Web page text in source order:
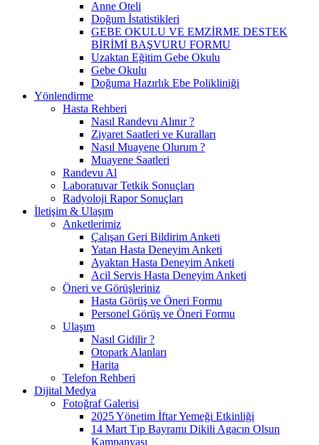
Anne Oteli
Doğum İstatistikleri
GEBE OKULU VE EMZİRME DESTEK
BİRİMİ BAŞVURU FORMU
Uzaktan Eğitim Gebe Okulu
Gebe Okulu
Doğuma Hazırlık Ebe Polikliniği
Yönlendirme
Hasta Rehberi
Nasıl Randevu Alınır ?
Ziyaret Saatleri ve Kuralları
Nasıl Muayene Olurum ?
Muayene Saatleri
Randevu Al
Laboratuvar Tetkik Sonuçları
Radyoloji Rapor Sonuçları
İletişim & Ulaşım
Anketlerimiz
Çalışan Geri Bildirim Anketi
Yatan Hasta Deneyim Anketi
Ayaktan Hasta Deneyim Anketi
Acil Servis Hasta Deneyim Anketi
Öneri ve Görüşleriniz
Hasta Görüş ve Öneri Formu
Personel Görüş ve Öneri Formu
Ulaşım
Nasıl Gidilir ?
Otopark Alanları
Harita
Telefon Rehberi
Dijital Medya
Fotoğraf Galerisi
2025 Yönetim İftar Yemeği Etkinliği
14 Mart Tıp Bayramı Dikili Agacın Olsun
Kampanyası